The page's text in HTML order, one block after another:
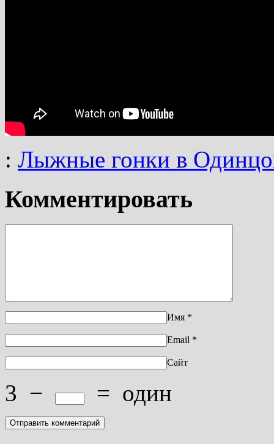
: Лыжные гонки в
Комментировать
Имя *
Email *
Сайт
3 − = один